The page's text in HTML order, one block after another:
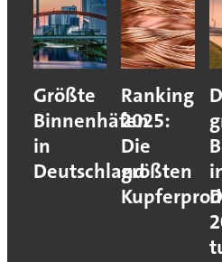
Größte
Binnenhäfen
in
Deutschland
Ranking
2025:
Die
größten